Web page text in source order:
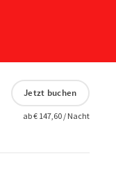
Jetzt buchen
ab € 147,60 / Nacht